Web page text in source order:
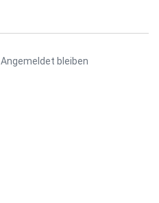
Angemeldet bleiben